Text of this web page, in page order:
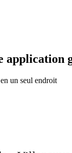
application
un seul endroit